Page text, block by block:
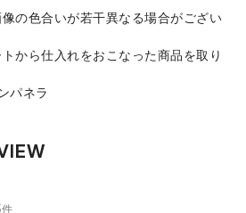
の色合いが若干異なる場合がござい
から仕入れをおこなった商品を取り
パネラ